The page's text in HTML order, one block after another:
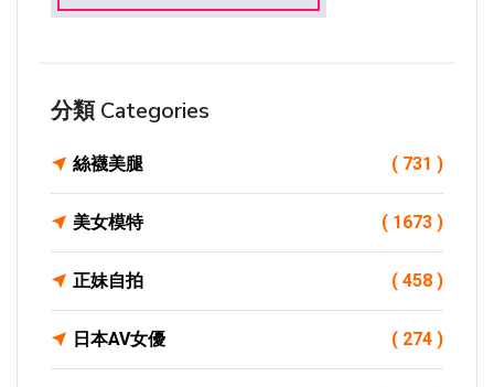
分類 Categories
絲襪美腿 ( 731 )
美女模特 ( 1673 )
正妹自拍 ( 458 )
日本AV女優 ( 274 )